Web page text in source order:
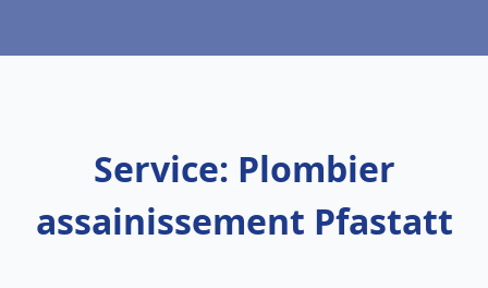
Service: Plombier
assainissement Pfastatt